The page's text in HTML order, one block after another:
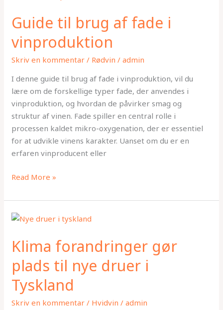
Guide til brug af fade i
vinproduktion
Skriv en kommentar / Rødvin /admin
I denne guide til brug af fade i vinproduktion, vil du
lære om de forskellige typer fade, der anvendes i
vinproduktion, og hvordan de påvirker smag og
struktur af vinen. Fade spiller en central rolle i
processen kaldet mikro-oxygenation, der er essentiel
for at udvikle vinens karakter. Uanset om du er en
erfaren vinproducent eller
brug
af
fade
i
Read More »
Klima forandringer gør
plads til nye druer i
Tyskland
Skriv en kommentar / Hvidvin /admin
Klima
gør
plads
til
nye
druer
i